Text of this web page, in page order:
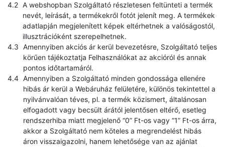
A webshopban Szolgáltató részletesen feltünteti a termék
nevét, leírását, a termékekről fotót jelenít meg. A termékek
adatlapján megjelenített képek eltérhetnek a valóságostól,
illusztrációként szerepelhetnek.
Amennyiben akciós ár kerül bevezetésre, Szolgáltató teljes
körűen tájékoztatja Felhasználókat az akcióról és annak
pontos időtartamáról.
Amennyiben a Szolgáltató minden gondossága ellenére
hibás ár kerül a Webáruház felületére, különös tekintettel a
nyilvánvalóan téves, pl. a termék közismert, általánosan
elfogadott vagy becsült árától jelentősen eltérő, esetleg
rendszerhiba miatt megjelenő “0” Ft-os vagy “1” Ft-os árra,
akkor a Szolgáltató nem köteles a megrendelést hibás
áron visszaigazolni, hanem lehetősége van az ajánlat